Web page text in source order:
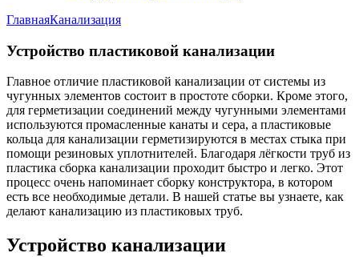
ГлавнаяКанализация
Устройство пластиковой канализации
Главное отличие пластиковой канализации от системы из
чугунных элементов состоит в простоте сборки. Кроме этого,
для герметизации соединений между чугунными элементами
используются промасленные канаты и сера, а пластиковые
кольца для канализации герметизируются в местах стыка при
помощи резиновых уплотнителей. Благодаря лёгкости труб из
пластика сборка канализации проходит быстро и легко. Этот
процесс очень напоминает сборку конструктора, в котором
есть все необходимые детали. В нашей статье вы узнаете, как
делают канализацию из пластиковых труб.
Устройство канализации